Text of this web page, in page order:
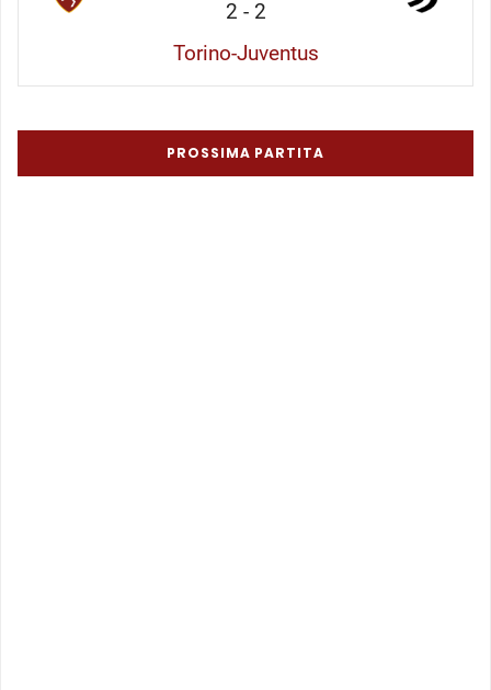
2 - 2
Torino-Juventus
PROSSIMA PARTITA